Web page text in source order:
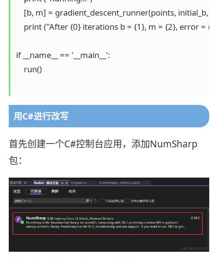
[b, m] = gradient_descent_runner(points, initial_b,
print ("After {0} iterations b = {1}, m = {2},
if __name__ == '__main__':
    run()
用C#进行改写
首先创建一个C#控制台应用，添加NumSharp
包：